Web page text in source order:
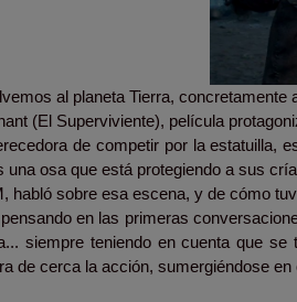
al planeta Tierra,
(El Superviviente), película
de competir por la estatuilla,
una osa que está protegiendo a sus
habló sobre esa escena, y de cómo
en las primeras
siempre teniendo en cuenta que
de cerca la acción, sumergiéndose en